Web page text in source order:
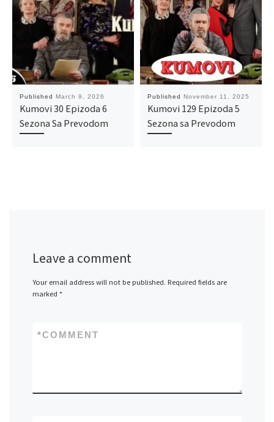
Published March 9, 2026
Kumovi 30 Epizoda 6
Sezona Sa Prevodom
Published November 11, 2025
Kumovi 129 Epizoda 5
Sezona sa Prevodom
Leave a comment
Your email address will not be published. Required fields are
marked *
COMMENT
*